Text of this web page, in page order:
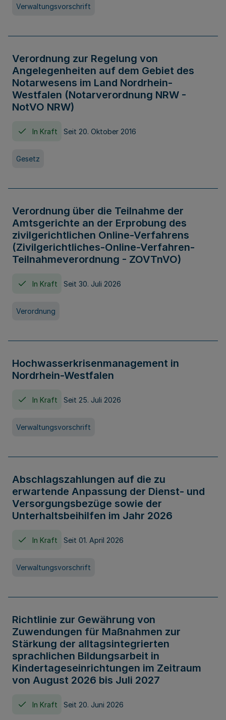
Verwaltungsvorschrift
Verordnung zur Regelung von
Angelegenheiten auf dem Gebiet des
Notarwesens im Land Nordrhein-
Westfalen (Notarverordnung NRW -
NotVO NRW)
In Kraft Seit 20. Oktober 2016
Gesetz
Verordnung über die Teilnahme der
Amtsgerichte an der Erprobung des
zivilgerichtlichen Online-Verfahrens
(Zivilgerichtliches-Online-Verfahren-
Teilnahmeverordnung - ZOVTnVO)
In Kraft Seit 30. Juli 2026
Verordnung
Hochwasserkrisenmanagement in
Nordrhein-Westfalen
In Kraft Seit 25. Juli 2026
Verwaltungsvorschrift
Abschlagszahlungen auf die zu
erwartende Anpassung der Dienst- und
Versorgungsbezüge sowie der
Unterhaltsbeihilfen im Jahr 2026
In Kraft Seit 01. April 2026
Verwaltungsvorschrift
Richtlinie zur Gewährung von
Zuwendungen für Maßnahmen zur
Stärkung der alltagsintegrierten
sprachlichen Bildungsarbeit in
Kindertageseinrichtungen im Zeitraum
von August 2026 bis Juli 2027
In Kraft Seit 20. Juni 2026